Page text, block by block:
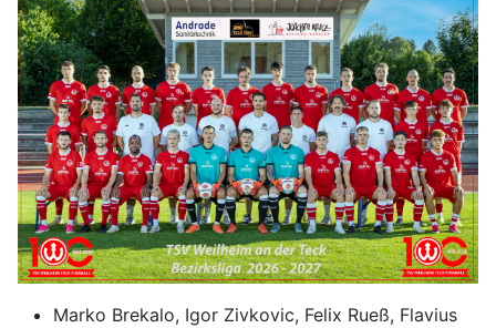
Marko Brekalo, Igor Zivkovic, Felix Rueß, Flavius